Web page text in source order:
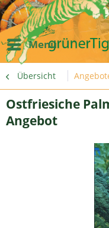
Menü
Übersicht
Ostfriesiche
Angebot